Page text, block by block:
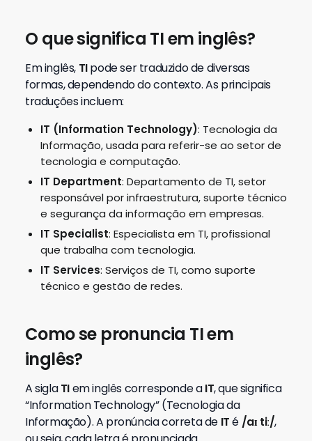
O que significa TI em inglês?
Em inglês, TIpode ser traduzido de diversas
formas, dependendo do contexto. As principais
traduções incluem:
IT (Information Technology): Tecnologia da
Informação, usada para referir-se ao setor de
tecnologia e computação.
IT Department: Departamento de TI, setor
responsável por infraestrutura, suporte técnico
e segurança da informação em empresas.
IT Specialist: Especialista em TI, profissional
que trabalha com tecnologia.
IT Services: Serviços de TI, como suporte
técnico e gestão de redes.
Como se pronuncia TI em
inglês?
A siglaTIem inglês corresponde aIT, que significa
“Information Technology” (Tecnologia da
Informação). A pronúncia correta de ITé /aɪ tiː/,